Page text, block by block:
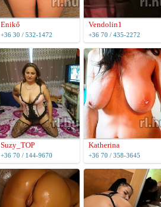
Enikő
+36 30 / 532-1472
Vendolin1
+36 70 / 435-2272
Suzy_TOP
+36 70 / 144-9670
Katherina
+36 70 / 358-3645